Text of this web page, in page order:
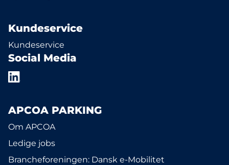
Kundeservice
Kundeservice
Social Media
APCOA PARKING
Om APCOA
Ledige jobs
Brancheforeningen: Dansk e-Mobilitet